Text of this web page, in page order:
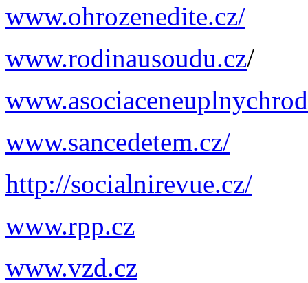
www.ohrozenedite.cz/
www.rodinausoudu.cz/
www.sancedetem.cz/
http://socialnirevue.cz/
www.rpp.cz
www.vzd.cz